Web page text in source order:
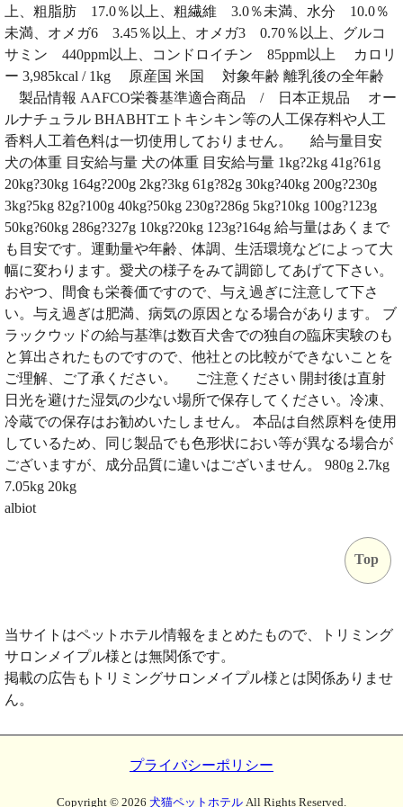
上、粗脂肪 17.0％以上、粗繊維 3.0％未満、水分 10.0％
未満、オメガ6 3.45％以上、オメガ3 0.70％以上、グルコ
サミン 440ppm以上、コンドロイチン 85ppm以上 カロリ
ー 3,985kcal / 1kg 原産国 米国 対象年齢 離乳後の全年齢
製品情報 AAFCO栄養基準適合商品 / 日本正規品 オー
ルナチュラル BHABHTエトキシキン等の人工保存料や人工
香料人工着色料は一切使用しておりません。 給与量目安
犬の体重 目安給与量 犬の体重 目安給与量 1kg?2kg 41g?61g
20kg?30kg 164g?200g 2kg?3kg 61g?82g 30kg?40kg 200g?230g
3kg?5kg 82g?100g 40kg?50kg 230g?286g 5kg?10kg 100g?123g
50kg?60kg 286g?327g 10kg?20kg 123g?164g 給与量はあくまで
も目安です。運動量や年齢、体調、生活環境などによって大
幅に変わります。愛犬の様子をみて調節してあげて下さい。
おやつ、間食も栄養価ですので、与え過ぎに注意して下さ
い。与え過ぎは肥満、病気の原因となる場合があります。 ブ
ラックウッドの給与基準は数百犬舎での独自の臨床実験のも
と算出されたものですので、他社との比較ができないことを
ご理解、ご了承ください。 ご注意ください 開封後は直射
日光を避けた湿気の少ない場所で保存してください。冷凍、
冷蔵での保存はお勧めいたしません。 本品は自然原料を使用
しているため、同じ製品でも色形状におい等が異なる場合が
ございますが、成分品質に違いはございません。 980g 2.7kg
7.05kg 20kg
albiot
Top
当サイトはペットホテル情報をまとめたもので、トリミング
サロンメイプル様とは無関係です。
掲載の広告もトリミングサロンメイプル様とは関係ありませ
ん。
プライバシーポリシー
Copyright © 2026 犬猫ペットホテル All Rights Reserved.